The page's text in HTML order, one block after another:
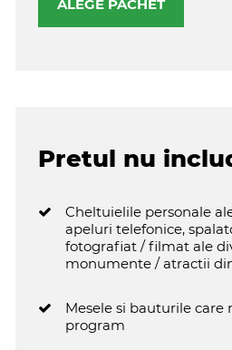
ALEGE PACHET
Pretul nu
Cheltuielile personale
apeluri telefonice,
fotografiat / filmat ale
monumente / atractii
Mesele si bauturile care
program